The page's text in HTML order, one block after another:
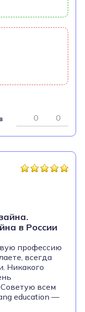
0 0
в России
профессию
всегда
Никакого
всем
education —